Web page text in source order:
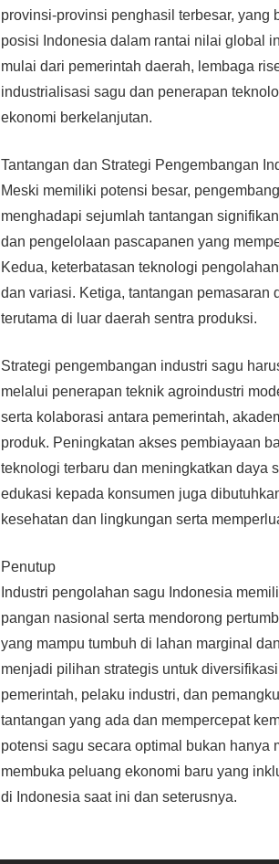
provinsi-provinsi penghasil terbesar,
posisi Indonesia dalam rantai nilai global
mulai dari pemerintah daerah, lembaga
industrialisasi sagu dan penerapan
ekonomi berkelanjutan.
Tantangan dan Strategi Pengembangan
Meski memiliki potensi besar,
menghadapi sejumlah tantangan
dan pengelolaan pascapanen yang
Kedua, keterbatasan teknologi
dan variasi. Ketiga, tantangan pemasaran
terutama di luar daerah sentra produksi.
Strategi pengembangan industri sagu
melalui penerapan teknik agroindustri
serta kolaborasi antara pemerintah,
produk. Peningkatan akses pembiayaan
teknologi terbaru dan meningkatkan daya
edukasi kepada konsumen juga
kesehatan dan lingkungan serta
Penutup
Industri pengolahan sagu Indonesia
pangan nasional serta mendorong
yang mampu tumbuh di lahan marginal
menjadi pilihan strategis untuk
pemerintah, pelaku industri, dan
tantangan yang ada dan mempercepat
potensi sagu secara optimal bukan hanya
membuka peluang ekonomi baru yang
di Indonesia saat ini dan seterusnya.